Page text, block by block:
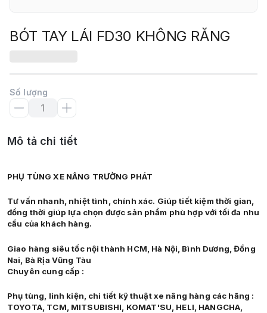
BÓT TAY LÁI FD30 KHÔNG RĂNG
Số lượng
Mô tả chi tiết
PHỤ TÙNG XE NÂNG TRƯỜNG PHÁT
Tư vấn nhanh, nhiệt tình, chính xác. Giúp tiết kiệm thời gian,
đồng thời giúp lựa chọn được sản phẩm phù hợp với tối đa nhu
cầu của khách hàng.
Giao hàng siêu tốc nội thành HCM, Hà Nội, Bình Dương, Đồng
Nai, Bà Rịa Vũng Tàu
Chuyên cung cấp :
Phụ tùng, linh kiện, chi tiết kỹ thuật xe nâng hàng các hãng :
TOYOTA, TCM, MITSUBISHI, KOMAT'SU, HELI, HANGCHA,